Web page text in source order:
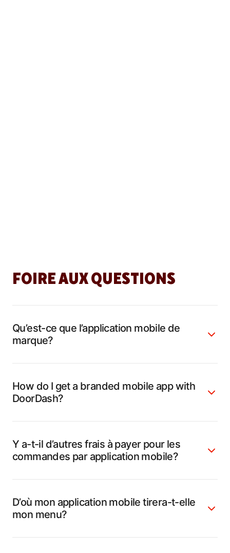
FOIRE AUX QUESTIONS
Qu’est-ce que l’application mobile de
marque?
How do I get a branded mobile app with
DoorDash?
Y a-t-il d’autres frais à payer pour les
commandes par application mobile?
D’où mon application mobile tirera-t-elle
mon menu?